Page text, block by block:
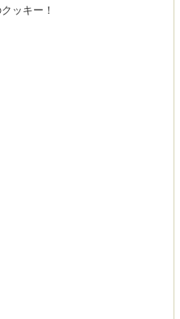
ッキー！